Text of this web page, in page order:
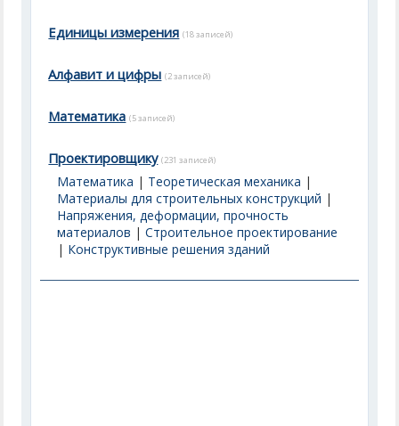
Единицы измерения (18 записей)
Алфавит и цифры (2 записей)
Математика (5 записей)
Проектировщику (231 записей)
Математика | Теоретическая механика |
Материалы для строительных конструкций |
Напряжения, деформации, прочность
материалов |Строительное проектирование
| Конструктивные решения зданий